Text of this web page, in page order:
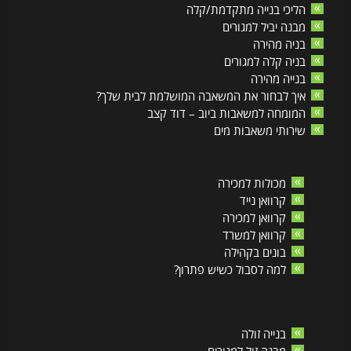
הליכי בנייה מתקדמת/קלה
מבנה יביל למגורים
בניה מהירה
בניה קלה למגורים
בנייה מהירה
איך לבחור את המשאבה המושלמת לבית שלך?
המומחה למשאבות ביוב – דוד קצב
שירותי משאבות מים
מכולות למכירה
קרוואן נייד
קרוואן למכירה
קרוואן למשרד
בונים בקהילה
למה לסבול כשיש פתרון?
בנייה זולה